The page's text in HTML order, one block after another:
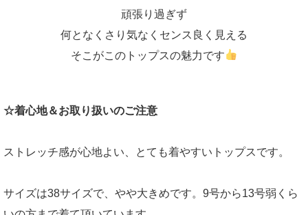
頑張り過ぎず
何となくさり気なくセンス良く見える
そこがこのトップスの魅力です
☆着心地＆お取り扱いのご注意
ストレッチ感が心地よい、とても着やすいトップスです。
サイズは38サイズで、やや大きめです。9号から13号弱くら